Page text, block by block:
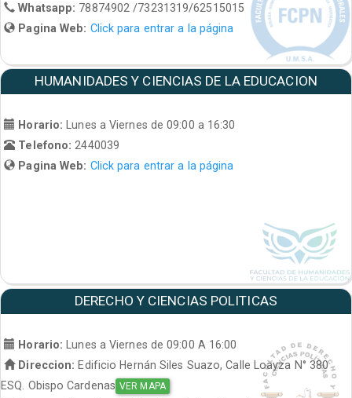
Whatsapp: 78874902 /73231319/62515015
Pagina Web: Click para entrar a la página
HUMANIDADES Y CIENCIAS DE LA EDUCACION
Horario: Lunes a Viernes de 09:00 a 16:30
Telefono:2440039
Pagina Web: Click para entrar a la página
DERECHO Y CIENCIAS POLITICAS
Horario:
Lunes a Viernes de 09:00 A 16:00
Direccion: Edificio Hernán Siles Suazo, Calle Loayza N° 380
ESQ. Obispo Cardenas VER MAPA